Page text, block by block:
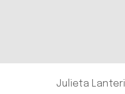
Julieta Lanteri